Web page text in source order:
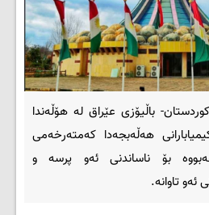
باڵیۆزی عێراق لە هۆڵەندا
هەڵەبجەدا كەمتەرخەمى
بۆ ناساندنى ئەو پرسە و
ئەو تاوانە.